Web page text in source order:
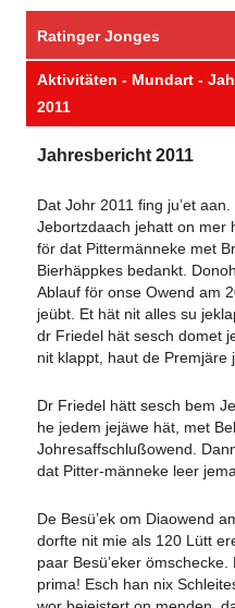
Ratinger Jonges
Aktivitäten - Mundart -
2011
Jahresbericht 2011
Dat Johr 2011 fing ju’et
Jebortzdaach jehatt on mer
för dat Pittermänneke met
Bierhäppkes bedankt.
Ablauf för onse Owend am
jeübt. Et hät nit alles su
dr Friedel hät sesch domet
nit klappt, haut de Premjäre
Dr Friedel hätt sesch bem
he jedem jejäwe hät, met
Johresaffschlußowend.
dat Pitter-männeke leer
De Besü’ek om Diaowend
dorfte nit mie als 120 Lütt
paar Besü’eker
prima! Esch han nix